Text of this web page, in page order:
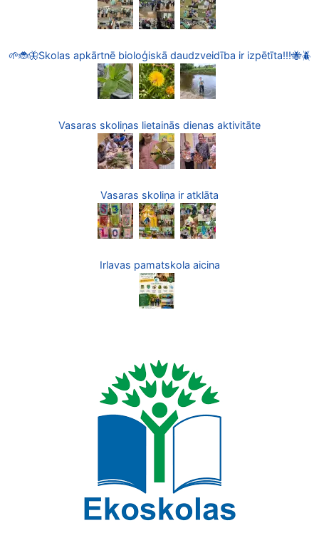
🌱🐞🦋Skolas apkārtnē bioloģiskā daudzveidība ir izpētīta!!!🐝🪲
Vasaras skoliņas lietainās dienas aktivitāte
Vasaras skoliņa ir atklāta
Irlavas pamatskola aicina